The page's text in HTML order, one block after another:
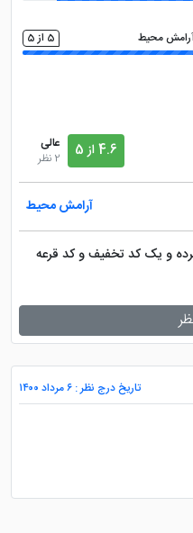
محیط 5 از 5
4.6 از 5
عالی
2 نظر
آرامش محیط
و یک کد تخفیف و کد قرعه
تاریخ درج نظر : ۶ مرداد ۱۴۰۰